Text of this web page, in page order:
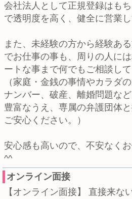
会社法人として正規登録はも
で透明度を高く、健全に営業し
また、未経験の方から経験あ
でお仕事の事も、周りの人に
ートな事まで何でもご相談して
（家庭・金銭の事情やカラダ
ナンバー、破産、離婚問題な
豊富なうえ、専属の弁護団体
ご安心ください。）
安心感も高いので、不安なく
^^
オンライン面接
【オンライン面接】 直接来な